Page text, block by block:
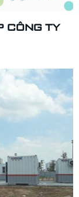
CÔNG TY